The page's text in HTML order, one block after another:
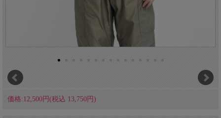
価格:12,500円(税込 13,750円)